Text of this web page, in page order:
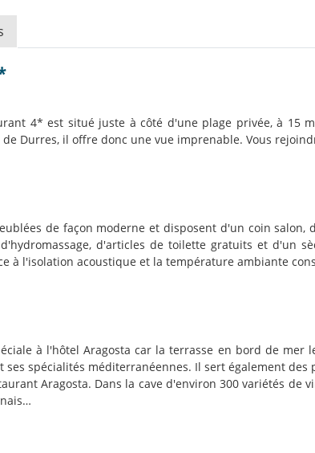
4* est situé juste à côté d'une plage privée, à
Durres, il offre donc une vue imprenable. Vous
de façon moderne et disposent d'un coin
d'articles de toilette gratuits et d'un
à l'isolation acoustique et la température ambiante
à l'hôtel Aragosta car la terrasse en bord de
spécialités méditerranéennes. Il sert également des
Aragosta. Dans la cave d'environ 300 variétés